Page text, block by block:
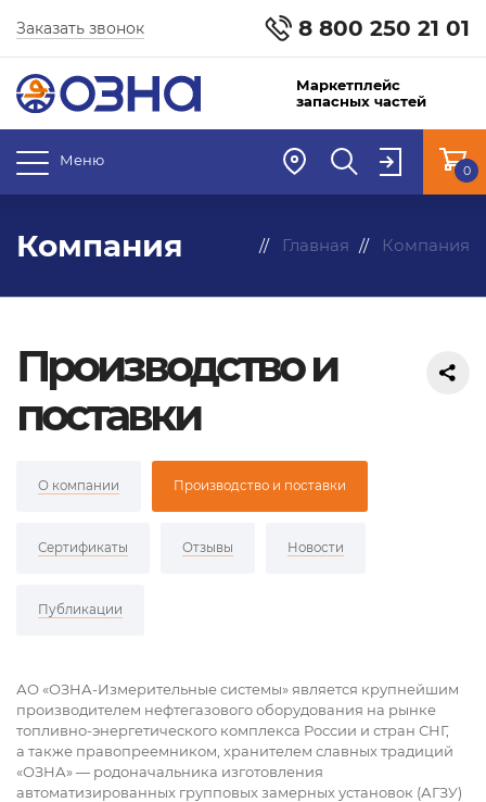
8 800 250 21 01
Заказать звонок
Маркетплейс
запасных частей
Меню
0
Компания Главная Компания
Производство и
поставки
О компании Производство и поставки
Сертификаты Отзывы Новости
Публикации
АО «ОЗНА-Измерительные системы» является крупнейшим
производителем нефтегазового оборудования на рынке
топливно-энергетического комплекса России и стран СНГ,
а также правопреемником, хранителем славных традиций
«ОЗНА» — родоначальника изготовления
автоматизированных групповых замерных установок (АГЗУ)